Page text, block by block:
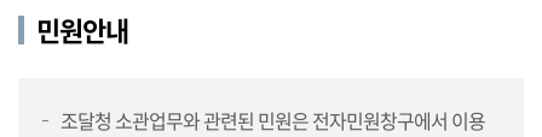
공,
보
민원안내
조달청 소관업무와 관련된 민원은 전자민원창구에서 이용